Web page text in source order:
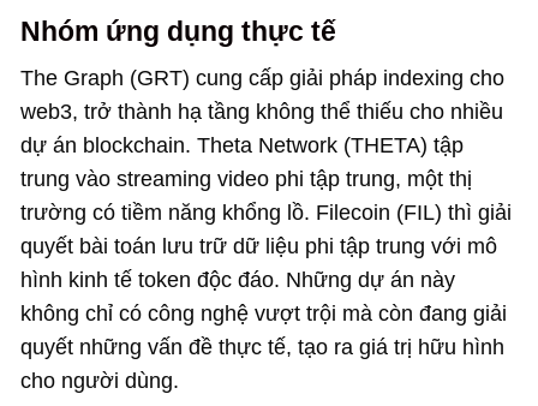
Nhóm ứng dụng thực tế
The Graph (GRT) cung cấp giải pháp indexing cho
web3, trở thành hạ tầng không thể thiếu cho nhiều
dự án blockchain. Theta Network (THETA) tập
trung vào streaming video phi tập trung, một thị
trường có tiềm năng khổng lồ. Filecoin (FIL) thì giải
quyết bài toán lưu trữ dữ liệu phi tập trung với mô
hình kinh tế token độc đáo. Những dự án này
không chỉ có công nghệ vượt trội mà còn đang giải
quyết những vấn đề thực tế, tạo ra giá trị hữu hình
cho người dùng.